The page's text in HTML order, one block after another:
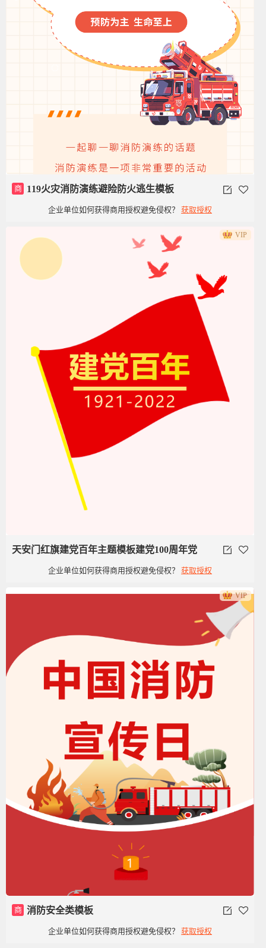
商 119火灾消防演练避险防火逃生模板
企业单位如何获得商用授权避免侵权？ 获取授权
VIP
天安门红旗建党百年主题模板建党100周年党
企业单位如何获得商用授权避免侵权？ 获取授权
VIP
商 消防安全类模板
企业单位如何获得商用授权避免侵权？ 获取授权